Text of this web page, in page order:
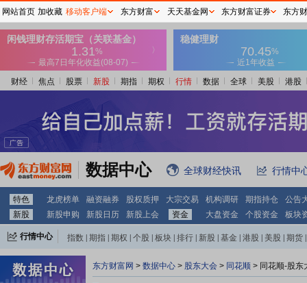
财经 焦点 股票 新股 期指 期权 行情 数据 全球 美股 港股
数据中心 全球财经快讯 行情中
特色 龙虎榜单 融资融券 股权质押 大宗交易 机构调研 期指持仓
公告
新股
新股申购 新股日历 新股上会 资金 大盘资金 个股资金 板块
行情中心 指数 期指 期权 个股 板块 排行 新股 基金 港股 美股 期货
东方财富网 > 数据中心 > 股东大会 > 同花顺 > 同花顺-股东
网站首页 加收藏 移动客户端 东方财富 天天基金网 东方财富证券 东方